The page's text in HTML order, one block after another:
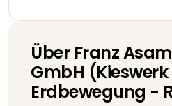
Über Franz
GmbH
Erdbewegung -